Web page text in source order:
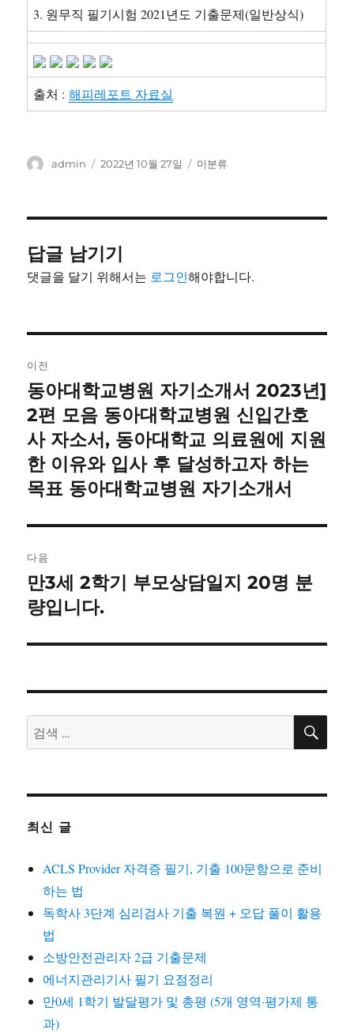
3. 원무직 필기시험 2021년도 기출문제(일반상식)
출처 :해피레포트 자료실
글
admin
작
2022년 10월 27일
카
미분류
답글 남기기
댓글을 달기 위해서는 로그인해야합니다.
내
비
게
이
이전
이
전
글:
동아대학교병원 자기소개서 2023년]
2편 모음 동아대학교병원 신입간호
사 자소서, 동아대학교 의료원에 지원
한 이유와 입사 후 달성하고자 하는
목표 동아대학교병원 자기소개서
다음
다
음
만3세 2학기 부모상담일지 20명 분
량입니다.
검
색:
검
최신 글
ACLS Provider 자격증 필기, 기출 100문항으로 준비
하는 법
독학사 3단계 심리검사 기출 복원 + 오답 풀이 활용
법
소방안전관리자 2급 기출문제
에너지관리기사 필기 요점정리
만0세 1학기 발달평가 및 총평 (5개 영역·평가제 통
과)